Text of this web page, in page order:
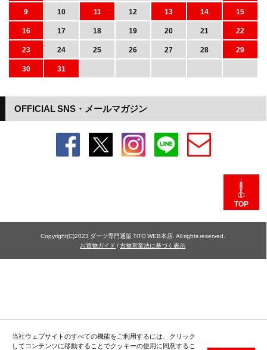
当社ウェブサイトのすべての機能をご利用するには、クリック
してコンテンツに移動することでクッキーの使用に同意するこ
OFFICIAL SNS・メールマガジン
9
10 11 12 13 14
15
16
17 18 19 20 21
22
23
24 25 26 27 28
29
30
31
TOP
Copyright(C)2023 ダーツ専門通販 TiTO WEB本店. All rights reserved.
お買物ガイド /古物営業法に基づく表示